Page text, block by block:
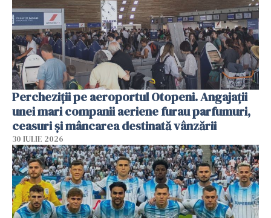
Percheziții pe aeroportul Otopeni. Angajații
unei mari companii aeriene furau parfumuri,
ceasuri și mâncarea destinată vânzării
30 IULIE 2026